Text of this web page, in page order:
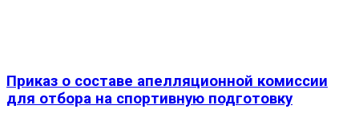
Приказ о составе апелляционной комиссии
для отбора на спортивную подготовку